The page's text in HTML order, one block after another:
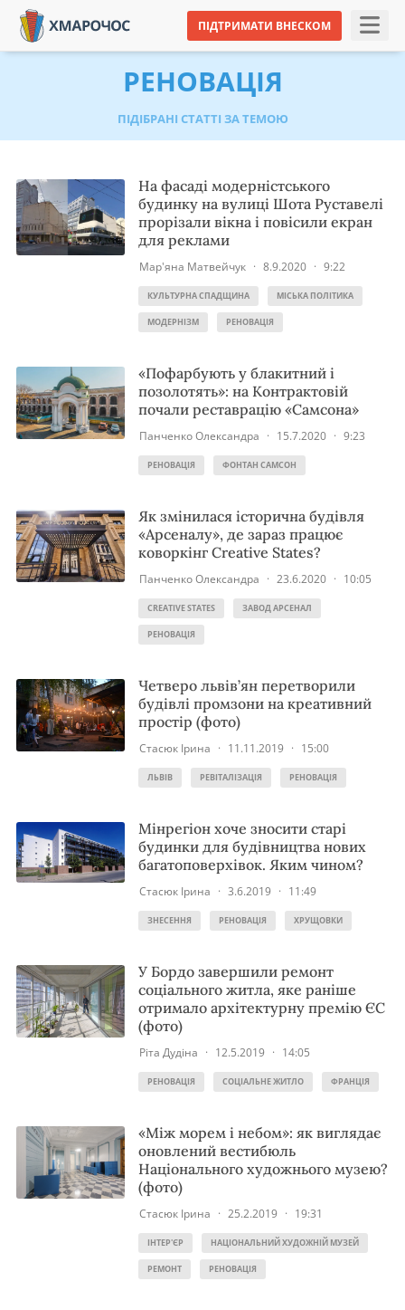
ПІДТРИМАТИ ВНЕСКОМ
РЕНОВАЦІЯ
ПІДІБРАНІ СТАТТІ ЗА ТЕМОЮ
На фасаді модерністського
будинку на вулиці Шота Руставелі
прорізали вікна і повісили екран
для реклами
Мар'яна Матвейчук · 8.9.2020 · 9:22
КУЛЬТУРНА СПАДЩИНА МІСЬКА ПОЛІТИКА
МОДЕРНІЗМ РЕНОВАЦІЯ
«Пофарбують у блакитний і
позолотять»: на Контрактовій
почали реставрацію «Самсона»
Панченко Олександра · 15.7.2020 · 9:23
РЕНОВАЦІЯ ФОНТАН САМСОН
Як змінилася історична будівля
«Арсеналу», де зараз працює
коворкінг Creative States?
Панченко Олександра · 23.6.2020 · 10:05
CREATIVE STATES ЗАВОД АРСЕНАЛ
РЕНОВАЦІЯ
Четверо львів’ян перетворили
будівлі промзони на креативний
простір (фото)
Стасюк Ірина · 11.11.2019 · 15:00
ЛЬВІВ РЕВІТАЛІЗАЦІЯ РЕНОВАЦІЯ
Мінрегіон хоче зносити старі
будинки для будівництва нових
багатоповерхівок. Яким чином?
Стасюк Ірина · 3.6.2019 · 11:49
ЗНЕСЕННЯ РЕНОВАЦІЯ ХРУЩОВКИ
У Бордо завершили ремонт
соціального житла, яке раніше
отримало архітектурну премію ЄС
(фото)
Ріта Дудіна · 12.5.2019 · 14:05
РЕНОВАЦІЯ СОЦІАЛЬНЕ ЖИТЛО ФРАНЦІЯ
«Між морем і небом»: як виглядає
оновлений вестибюль
Національного художнього музею?
(фото)
Стасюк Ірина · 25.2.2019 · 19:31
ІНТЕР'ЄР НАЦІОНАЛЬНИЙ ХУДОЖНІЙ МУЗЕЙ
РЕМОНТ РЕНОВАЦІЯ